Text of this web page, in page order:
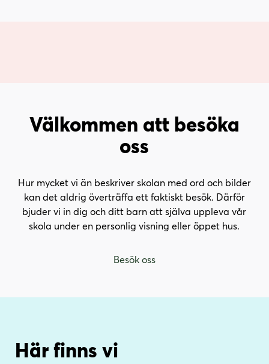
Välkommen att besöka
oss
Hur mycket vi än beskriver skolan med ord och bilder
kan det aldrig överträffa ett faktiskt besök. Därför
bjuder vi in dig och ditt barn att själva uppleva vår
skola under en personlig visning eller öppet hus.
Besök oss
Här finns vi